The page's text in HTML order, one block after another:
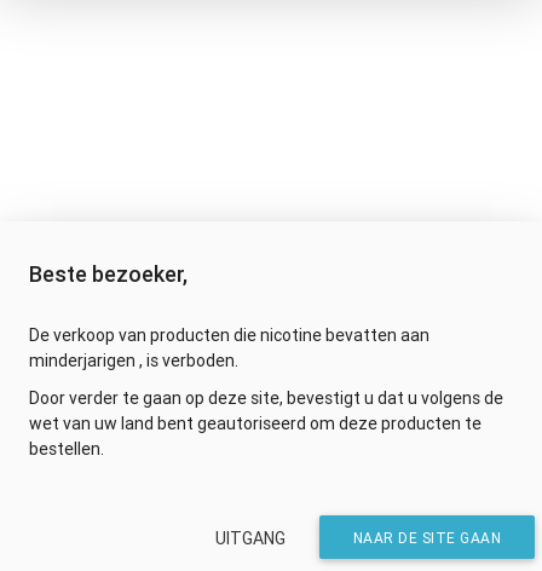
Beste bezoeker,
De verkoop van producten die nicotine bevatten aan
minderjarigen , is verboden.
Door verder te gaan op deze site, bevestigt u dat u volgens de
wet van uw land bent geautoriseerd om deze producten te
bestellen.
NAAR DE SITE GAAN
UITGANG